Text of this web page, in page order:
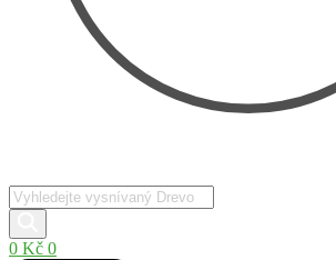
Products
search
0 Kč 0